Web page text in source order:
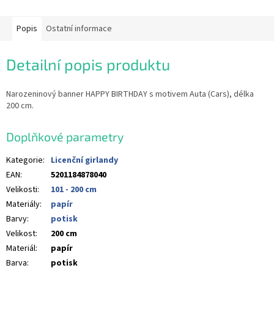
Popis Ostatní informace
Detailní popis produktu
Narozeninový banner HAPPY BIRTHDAY s motivem Auta (Cars), délka
200 cm.
Doplňkové parametry
Kategorie: Licenční girlandy
EAN:
5201184878040
Velikosti:
101 - 200 cm
Materiály:
papír
Barvy:
potisk
Velikost:
200 cm
Materiál:
papír
Barva: potisk